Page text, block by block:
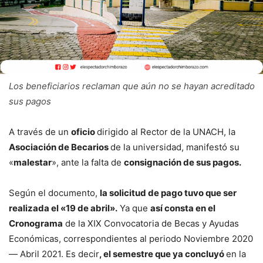
Los beneficiarios reclaman que aún no se hayan acreditado
sus pagos
A través de un oficiodirigido al Rector de la UNACH, la
Asociación de Becariosde la universidad, manifestó su
«malestar», ante la falta de consignación de sus pagos.
Según el documento, la solicitud de pago tuvo que ser
realizada el «19 de abril». Ya que así consta en el
Cronograma de la XIX Convocatoria de Becas y Ayudas
Económicas, correspondientes al periodo Noviembre 2020
— Abril 2021. Es decir, el semestre que ya concluyóen la